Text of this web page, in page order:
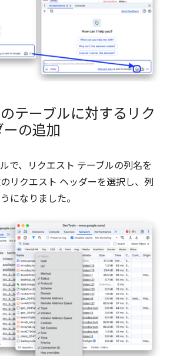
テーブルに対するリク
の追加
で、リクエスト テーブルの列名を
リクエスト ヘッダーを選択し、列
になりました。